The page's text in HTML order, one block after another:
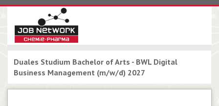
Duales Studium Bachelor of Arts - BWL Digital
Business Management (m/w/d) 2027